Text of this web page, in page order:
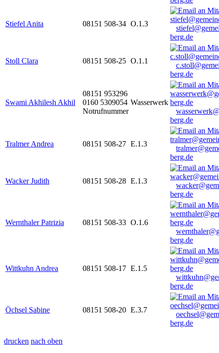
Stiefel Anita 08151 508-34 O.1.3
berg.de
Stoll Clara 08151 508-25 O.1.1
berg.de
Swami Akhilesh Akhil
08151 953296
0160 5309054
Notrufnummer
Wasserwerk
berg.de
Tralmer Andrea 08151 508-27 E.1.3
berg.de
Wacker Judith 08151 508-28 E.1.3
berg.de
Wernthaler Patrizia 08151 508-33 O.1.6
berg.de
Wittkuhn Andrea 08151 508-17 E.1.5
berg.de
Öchsel Sabine 08151 508-20 E.3.7
berg.de
drucken nach oben